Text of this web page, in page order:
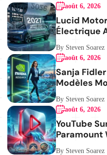
août 6, 2026
Lucid
Électrique
By Steven Soarez
août 6, 2026
Sanja
Modèles
By Steven Soarez
août 6, 2026
YouTube
Paramount
Publicitaires
By Steven Soarez